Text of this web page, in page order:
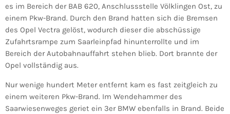
es im Bereich der BAB 620, Anschlussstelle Völklingen Ost, zu
einem Pkw-Brand. Durch den Brand hatten sich die Bremsen
des Opel Vectra gelöst, wodurch dieser die abschüssige
Zufahrtsrampe zum Saarleinpfad hinunterrollte und im
Bereich der Autobahnauffahrt stehen blieb. Dort brannte der
Opel vollständig aus.
Nur wenige hundert Meter entfernt kam es fast zeitgleich zu
einem weiteren Pkw-Brand. Im Wendehammer des
Saarwiesenweges geriet ein 3er BMW ebenfalls in Brand. Beide